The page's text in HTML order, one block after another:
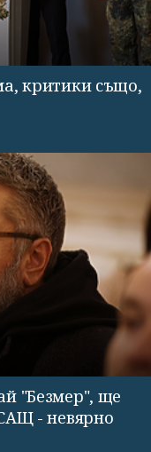
критики също,
"Безмер", ще
- невярно